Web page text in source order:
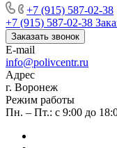
+7 (915) 587-02-38
+7 (915) 587-02-38
Заказать звонок
E-mail
info@polivcentr.ru
Адрес
г. Воронеж
Режим работы
Пн. – Пт.: с 9:00 до